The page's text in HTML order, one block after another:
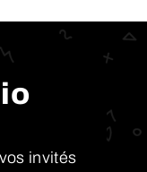
invités